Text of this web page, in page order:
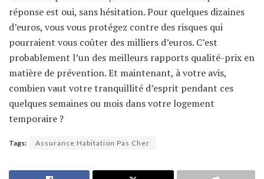
réponse est oui, sans hésitation. Pour quelques dizaines
d’euros, vous vous protégez contre des risques qui
pourraient vous coûter des milliers d’euros. C’est
probablement l’un des meilleurs rapports qualité-prix en
matière de prévention. Et maintenant, à votre avis,
combien vaut votre tranquillité d’esprit pendant ces
quelques semaines ou mois dans votre logement
temporaire ?
Tags: Assurance Habitation Pas Cher